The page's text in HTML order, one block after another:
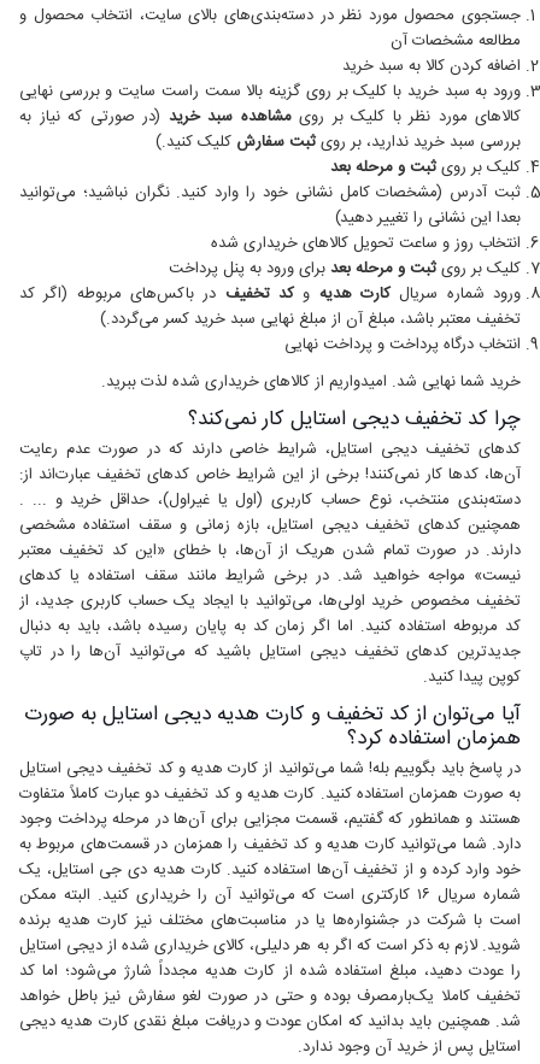
جستجوی محصول مورد نظر در دسته‌بندی‌های بالای سایت، انتخاب محصول و
مطالعه مشخصات آن
اضافه کردن کالا به سبد خرید
ورود به سبد خرید با کلیک بر روی گزینه بالا سمت راست سایت و بررسی نهایی
کالاهای مورد نظر با کلیک بر رویمشاهده سبد خرید (در صورتی که نیاز به
بررسی سبد خرید ندارید، بر رویثبت سفارش کلیک کنید.)
کلیک بر رویثبت و مرحله بعد
ثبت آدرس (مشخصات کامل نشانی خود را وارد کنید. نگران نباشید؛ می‌توانید
بعدا این نشانی را تغییر دهید)
انتخاب روز و ساعت تحویل کالاهای خریداری شده
کلیک بر رویثبت و مرحله بعدبرای ورود به پنل پرداخت
ورود شماره سریالکارت هدیه وکد تخفیف در باکس‌های مربوطه (اگر کد
تخفیف معتبر باشد، مبلغ آن از مبلغ نهایی سبد خرید کسر می‌گردد.)
انتخاب درگاه پرداخت و پرداخت نهایی
خرید شما نهایی شد. امیدواریم از کالاهای خریداری شده لذت ببرید.
چرا کد تخفیف دیجی استایل کار نمی‌کند؟
کدهای تخفیف دیجی استایل، شرایط خاصی دارند که در صورت عدم رعایت
آن‌ها، کدها کار نمی‌کنند! برخی از این شرایط خاص کدهای تخفیف عبارت‌اند از:
دسته‌بندی منتخب، نوع حساب کاربری (اول یا غیراول)، حداقل خرید و ... .
همچنین کدهای تخفیف دیجی استایل، بازه زمانی و سقف استفاده مشخصی
دارند. در صورت تمام شدن هریک از آن‌ها، با خطای «این کد تخفیف معتبر
نیست» مواجه خواهید شد. در برخی شرایط مانند سقف استفاده یا کدهای
تخفیف مخصوص خرید اولی‌ها، می‌توانید با ایجاد یک حساب کاربری جدید، از
کد مربوطه استفاده کنید. اما اگر زمان کد به پایان رسیده باشد، باید به دنبال
جدیدترین کدهای تخفیف دیجی استایل باشید که می‌توانید آن‌ها را در تاپ
کوپن پیدا کنید.
آیا می‌توان از کد تخفیف و کارت هدیه دیجی استایل به صورت
همزمان استفاده کرد؟
در پاسخ باید بگوییم بله! شما می‌توانید از کارت هدیه و کد تخفیف دیجی استایل
به صورت همزمان استفاده کنید. کارت هدیه و کد تخفیف دو عبارت کاملاً متفاوت
هستند و همانطور که گفتیم، قسمت مجزایی برای آن‌ها در مرحله پرداخت وجود
دارد. شما می‌توانید کارت هدیه و کد تخفیف را همزمان در قسمت‌های مربوط به
خود وارد کرده و از تخفیف آن‌ها استفاده کنید. کارت هدیه دی جی استایل، یک
شماره سریال ۱۶ کارکتری است که می‌توانید آن را خریداری کنید. البته ممکن
است با شرکت در جشنواره‌ها یا در مناسبت‌های مختلف نیز کارت هدیه برنده
شوید. لازم به ذکر است که اگر به هر دلیلی، کالای خریداری شده از دیجی استایل
را عودت دهید، مبلغ استفاده شده از کارت هدیه مجدداً شارژ می‌شود؛ اما کد
تخفیف کاملا یک‌بارمصرف بوده و حتی در صورت لغو سفارش نیز باطل خواهد
شد. همچنین باید بدانید که امکان عودت و دریافت مبلغ نقدی کارت هدیه دیجی
استایل پس از خرید آن وجود ندارد.